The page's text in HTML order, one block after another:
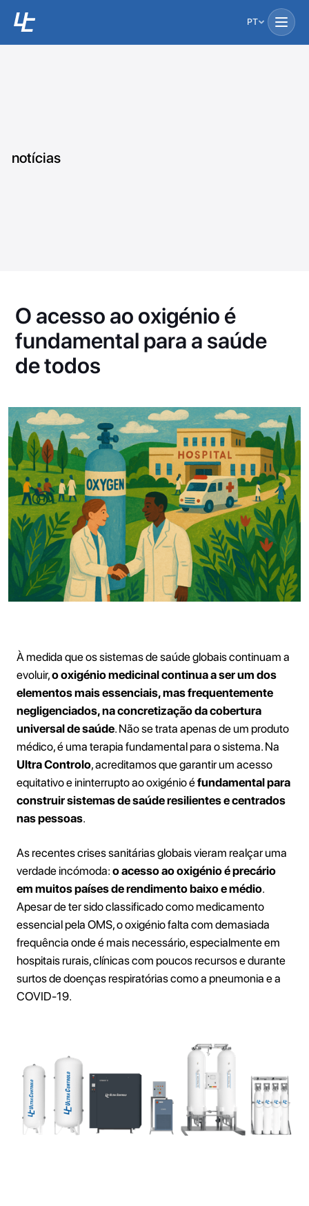
PT
notícias
O acesso ao oxigénio é
fundamental para a saúde
de todos
À medida que os sistemas de saúde globais continuam a
evoluir,o oxigénio medicinal continua a ser um dos
elementos mais essenciais, mas frequentemente
negligenciados, na concretização da cobertura
universal de saúde. Não se trata apenas de um produto
médico, é uma terapia fundamental para o sistema. Na
Ultra Controlo, acreditamos que garantir um acesso
equitativo e ininterrupto ao oxigénio éfundamental para
construir sistemas de saúde resilientes e centrados
nas pessoas.
As recentes crises sanitárias globais vieram realçar uma
verdade incómoda: o acesso ao oxigénio é precário
em muitos países de rendimento baixo e médio.
Apesar de ter sido classificado como medicamento
essencial pela OMS, o oxigénio falta com demasiada
frequência onde é mais necessário, especialmente em
hospitais rurais, clínicas com poucos recursos e durante
surtos de doenças respiratórias como a pneumonia e a
COVID-19.